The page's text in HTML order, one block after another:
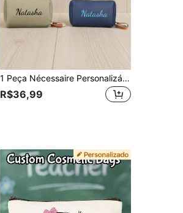
1 Peça Nécessaire Personalizável para Batom, Mini Bolsa de Maquiagem, Organizador de Cosméticos Portátil para Viagem, Adequado para Volta às Aulas e Temporada de Viagens
R$36,99